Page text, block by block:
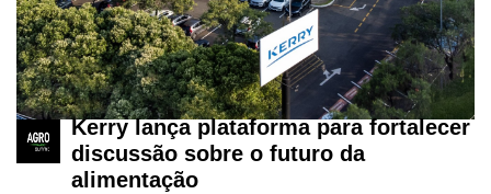
Kerry lança plataforma para fortalecer
discussão sobre o futuro da
alimentação